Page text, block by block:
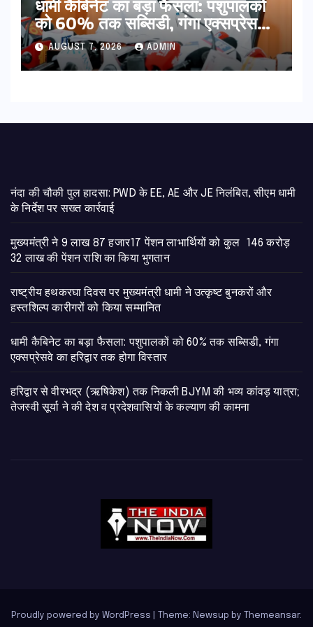
​धामी कैबिनेट का बड़ा फैसला: पशुपालकों
को 60% तक सब्सिडी, गंगा एक्सप्रेसवे
का हरिद्वार तक होगा विस्तार
AUGUST 7, 2026 ADMIN
नंदा की चौकी पुल हादसा: PWD के EE, AE और JE निलंबित, सीएम धामी
के निर्देश पर सख्त कार्रवाई
मुख्यमंत्री ने 9 लाख 87 हजार17 पेंशन लाभार्थियों को कुल 146 करोड़
32 लाख की पेंशन राशि का किया भुगतान
राष्ट्रीय हथकरघा दिवस पर मुख्यमंत्री धामी ने उत्कृष्ट बुनकरों और
हस्तशिल्प कारीगरों को किया सम्मानित
​धामी कैबिनेट का बड़ा फैसला: पशुपालकों को 60% तक सब्सिडी, गंगा
एक्सप्रेसवे का हरिद्वार तक होगा विस्तार
​हरिद्वार से वीरभद्र (ऋषिकेश) तक निकली BJYM की भव्य कांवड़ यात्रा;
तेजस्वी सूर्या ने की देश व प्रदेशवासियों के कल्याण की कामना
Proudly powered by WordPress Theme: Newsup by Themeansar.